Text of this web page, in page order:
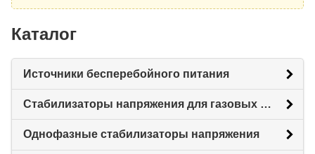
Каталог
Источники бесперебойного питания
Стабилизаторы напряжения для газовых котлов
Однофазные стабилизаторы напряжения